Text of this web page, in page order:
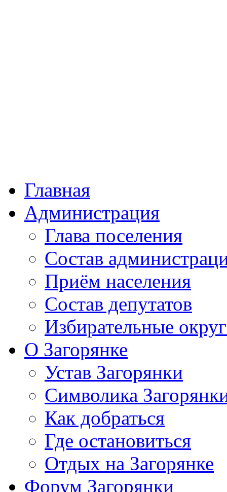
Главная
Администрация
Глава поселения
Состав
Приём населения
Состав депутатов
Избирательные
О Загорянке
Устав Загорянки
Символика
Как добраться
Где остановиться
Отдых на Загорянке
Форум Загорянки